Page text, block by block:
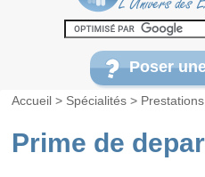
Poser
Accueil > Spécialités >
Prime de